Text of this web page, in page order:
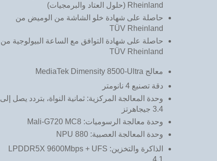
Rheinland (حلول العتاد والبرمجيات)
حاصلة على شهادة خلو الشاشة من الوميض من
TÜV Rheinland
حاصلة على شهادة التوافق مع الساعة البيولوجية من
TÜV Rheinland
معالج MediaTek Dimensity 8500-Ultra
دقة تصنيع 4 نانومتر
وحدة المعالجة المركزية: ثمانية النواة، بتردد يصل إلى
3.4 جيجاهرتز
وحدة معالجة الرسوميات: Mali-G720 MC8
وحدة المعالجة العصبية: NPU 880
الذاكرة والتخزين: LPDDR5X 9600Mbps + UFS
4.1